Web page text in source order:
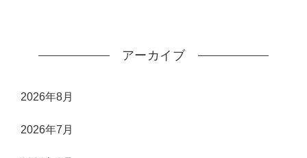
アーカイブ
2026年8月
2026年7月